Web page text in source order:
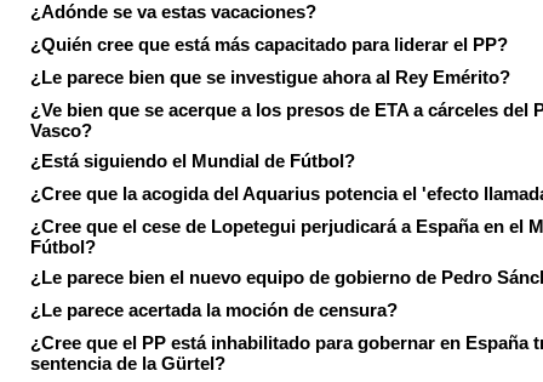
¿Adónde se va estas vacaciones?
¿Quién cree que está más capacitado para liderar el PP?
¿Le parece bien que se investigue ahora al Rey Emérito?
¿Ve bien que se acerque a los presos de ETA a cárceles del
Vasco?
¿Está siguiendo el Mundial de Fútbol?
¿Cree que la acogida del Aquarius potencia el 'efecto
¿Cree que el cese de Lopetegui perjudicará a España en el
Fútbol?
¿Le parece bien el nuevo equipo de gobierno de Pedro
¿Le parece acertada la moción de censura?
¿Cree que el PP está inhabilitado para gobernar en España
sentencia de la Gürtel?